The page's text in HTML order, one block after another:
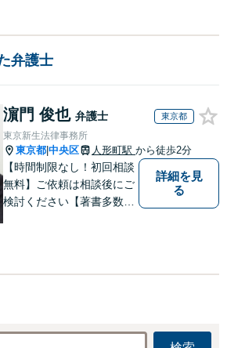
弁護士
濵門 俊也 弁護士 東京都
東京新生法律事務所
東京都 中央区 人形町駅 から徒歩2分
【時間制限なし！初回相談
無料】ご依頼は相談後にご
検討ください【著書多数】
詳細を見
る